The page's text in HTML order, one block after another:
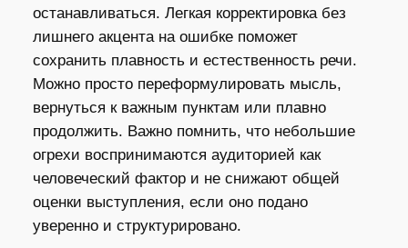
останавливаться. Легкая корректировка без
лишнего акцента на ошибке поможет
сохранить плавность и естественность речи.
Можно просто переформулировать мысль,
вернуться к важным пунктам или плавно
продолжить. Важно помнить, что небольшие
огрехи воспринимаются аудиторией как
человеческий фактор и не снижают общей
оценки выступления, если оно подано
уверенно и структурировано.